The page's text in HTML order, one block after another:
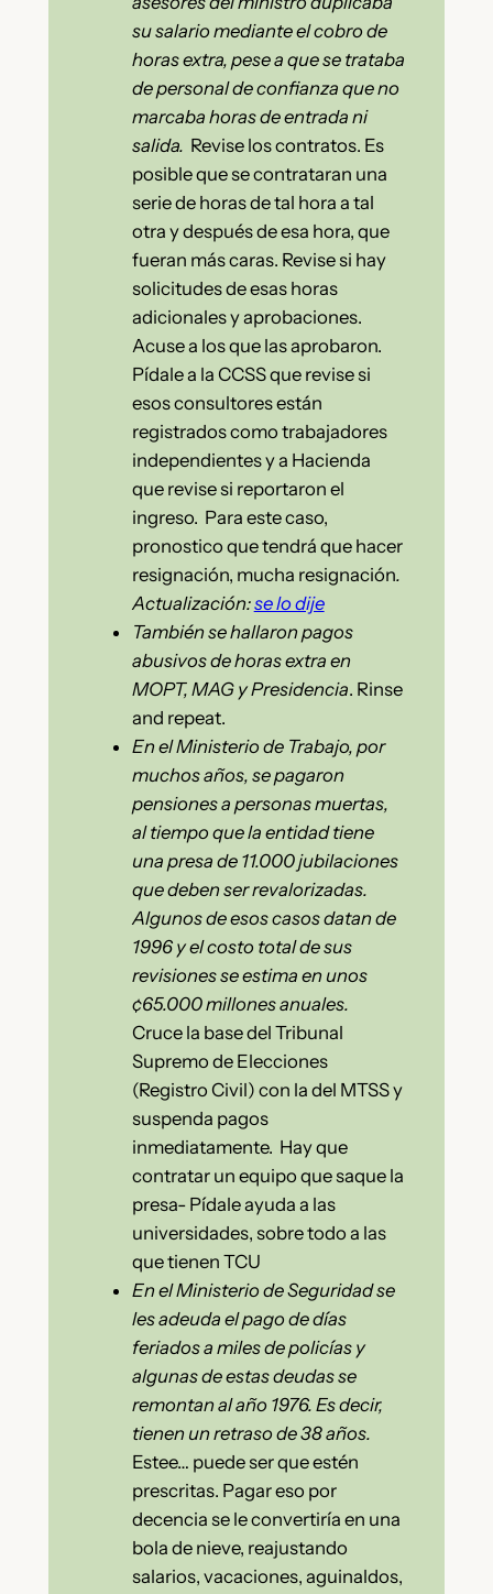
su salario mediante el cobro de
horas extra, pese a que se trataba
de personal de confianza que no
marcaba horas de entrada ni
salida. Revise los contratos. Es
posible que se contrataran una
serie de horas de tal hora a tal
otra y después de esa hora, que
fueran más caras. Revise si hay
solicitudes de esas horas
adicionales y aprobaciones.
Acuse a los que las aprobaron.
Pídale a la CCSS que revise si
esos consultores están
registrados como trabajadores
independientes y a Hacienda
que revise si reportaron el
ingreso. Para este caso,
pronostico que tendrá que hacer
resignación, mucha resignación.
Actualización:se lo dije
También se hallaron pagos
abusivos de horas extra en
MOPT, MAG y Presidencia. Rinse
and repeat.
En el Ministerio de Trabajo, por
muchos años, se pagaron
pensiones a personas muertas,
al tiempo que la entidad tiene
una presa de 11.000 jubilaciones
que deben ser revalorizadas.
Algunos de esos casos datan de
1996 y el costo total de sus
revisiones se estima en unos
¢65.000 millones anuales.
Cruce la base del Tribunal
Supremo de Elecciones
(Registro Civil) con la del MTSS y
suspenda pagos
inmediatamente. Hay que
contratar un equipo que saque la
presa- Pídale ayuda a las
universidades, sobre todo a las
que tienen TCU
En el Ministerio de Seguridad se
les adeuda el pago de días
feriados a miles de policías y
algunas de estas deudas se
remontan al año 1976. Es decir,
tienen un retraso de 38 años.
Estee… puede ser que estén
prescritas. Pagar eso por
decencia se le convertiría en una
bola de nieve, reajustando
salarios, vacaciones, aguinaldos,